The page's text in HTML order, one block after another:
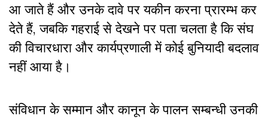
आ जाते हैं और उनके दावे पर यकीन करना प्रारम्भ कर
देते हैं, जबकि गहराई से देखने पर पता चलता है कि संघ
की विचारधारा और कार्यप्रणाली में कोई बुनियादी बदलाव
नहीं आया है।
संविधान के सम्मान और कानून के पालन सम्बन्धी उनकी